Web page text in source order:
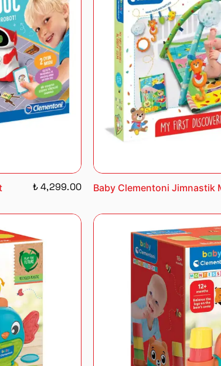
₺ 4,299.00 Baby Clementoni Jimnastik